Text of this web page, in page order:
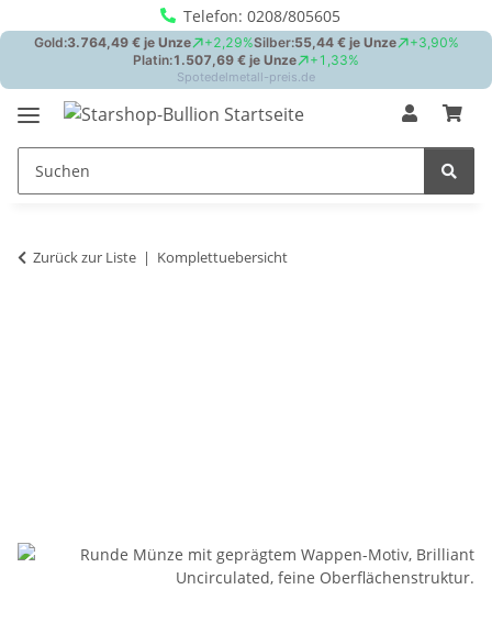
Telefon: 0208/805605
Zurück zur Liste Komplettuebersicht